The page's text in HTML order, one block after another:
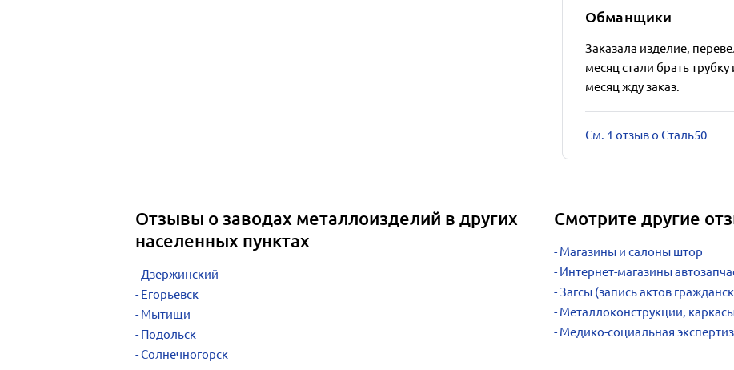
Обманщики
Заказала изделие,
месяц стали брать
месяц жду заказ.
См. 1 отзыв о Сталь50
Отзывы о заводах металлоизделий в других
населенных пунктах
Дзержинский
Егорьевск
Мытищи
Подольск
Солнечногорск
Смотрите другие
Магазины и салоны штор
Интернет-магазины
Загсы (запись актов
Металлоконструкции,
Медико-социальная